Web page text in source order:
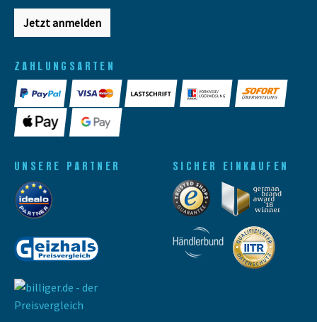
Jetzt anmelden
ZAHLUNGSARTEN
UNSERE PARTNER SICHER EINKAUFEN